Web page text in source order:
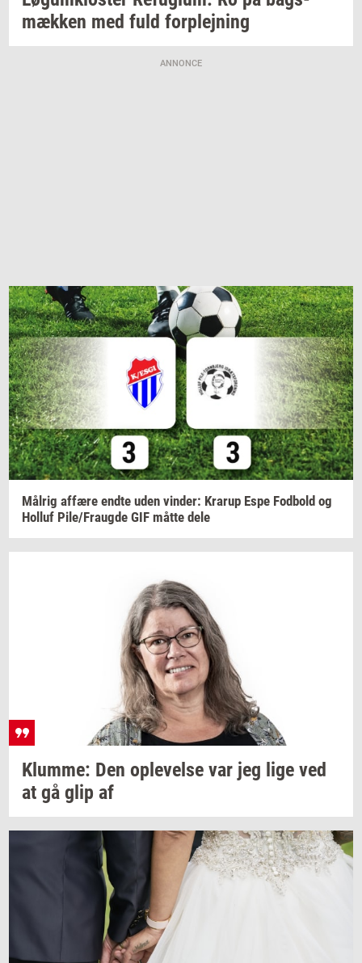
mæk­ken med fuld for­plej­ning
ANNONCE
Må­l­rig af­fæ­re endte uden vin­der: Krarup Espe Fod­bold og
Hol­luf Pile/Fraug­de GIF måtte dele
Klum­me: Den op­le­vel­se var jeg lige ved
at gå glip af